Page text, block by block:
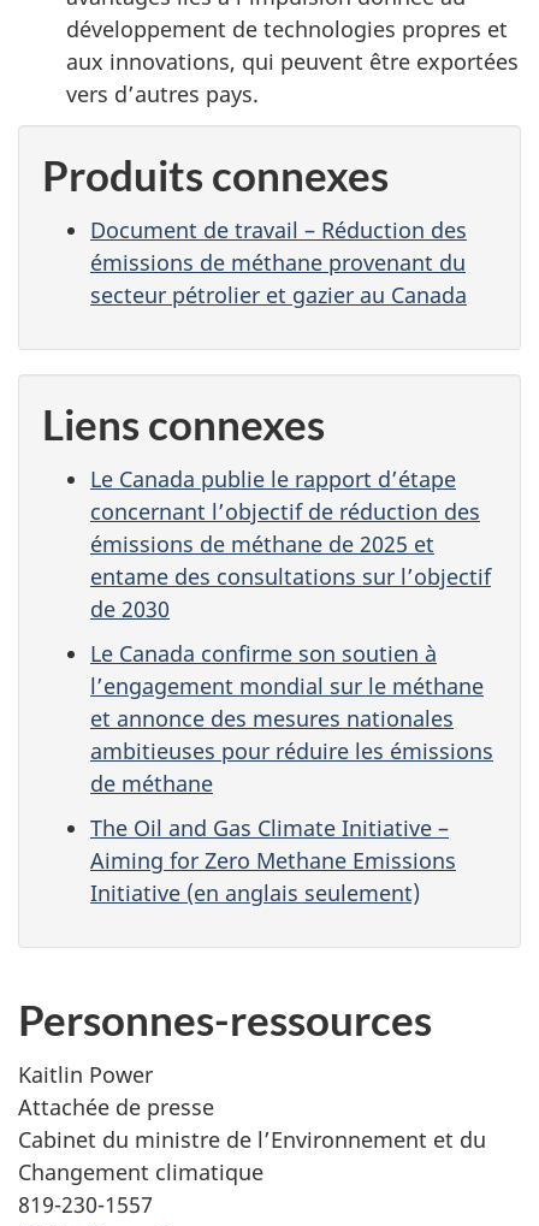
développement de technologies propres et
aux innovations, qui peuvent être exportées
vers d’autres pays.
Produits connexes
Document de travail – Réduction des
émissions de méthane provenant du
secteur pétrolier et gazier au Canada
Liens connexes
Le Canada publie le rapport d’étape
concernant l’objectif de réduction des
émissions de méthane de 2025 et
entame des consultations sur l’objectif
de 2030
Le Canada confirme son soutien à
l’engagement mondial sur le méthane
et annonce des mesures nationales
ambitieuses pour réduire les émissions
de méthane
The Oil and Gas Climate Initiative –
Aiming for Zero Methane Emissions
Initiative (en anglais seulement)
Personnes-ressources
Kaitlin Power
Attachée de presse
Cabinet du ministre de l’Environnement et du
Changement climatique
819-230-1557